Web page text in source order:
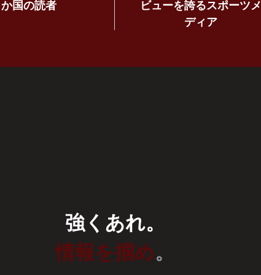
か国の読者
ビューを誇るスポーツメ
ディア
強くあれ。
情報を掴め。